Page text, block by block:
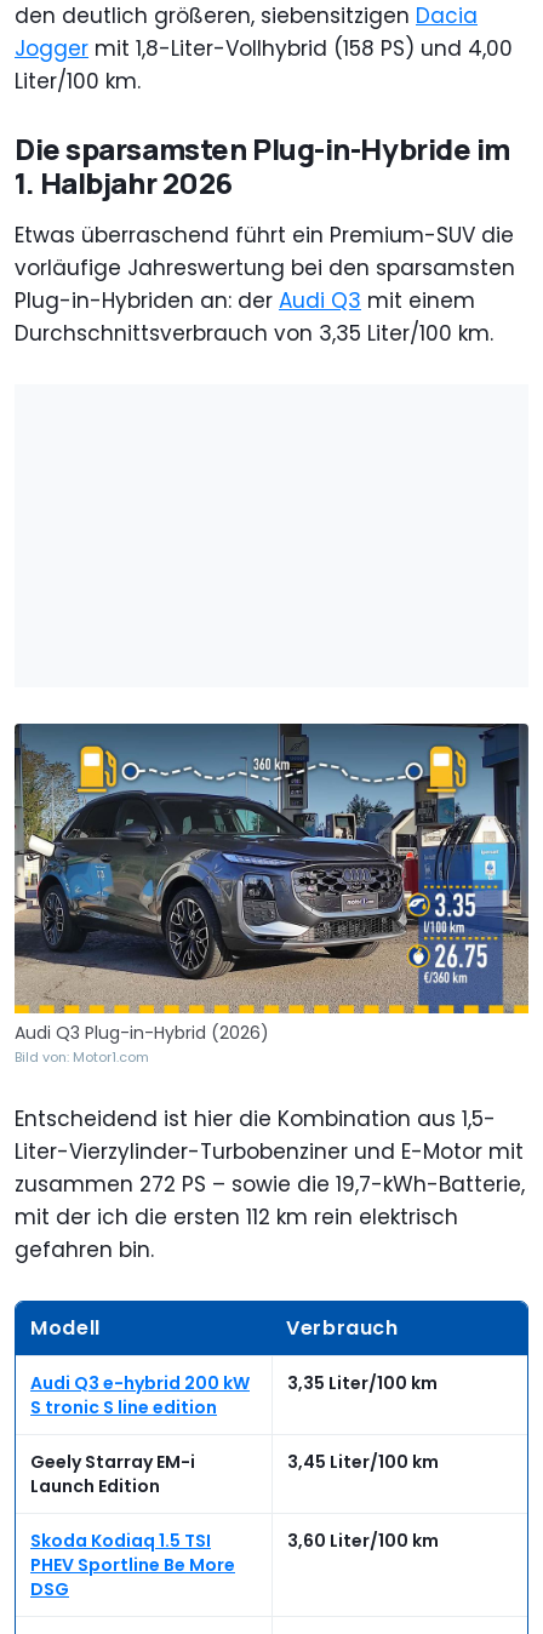
den deutlich größeren, siebensitzigen Dacia
Jogger mit 1,8-Liter-Vollhybrid (158 PS) und 4,00
Liter/100 km.
Die sparsamsten Plug-in-Hybride im
1. Halbjahr 2026
Etwas überraschend führt ein Premium-SUV die
vorläufige Jahreswertung bei den sparsamsten
Plug-in-Hybriden an: der Audi Q3 mit einem
Durchschnittsverbrauch von 3,35 Liter/100 km.
Audi Q3 Plug-in-Hybrid (2026)
Bild von: Motor1.com
Entscheidend ist hier die Kombination aus 1,5-
Liter-Vierzylinder-Turbobenziner und E-Motor mit
zusammen 272 PS – sowie die 19,7-kWh-Batterie,
mit der ich die ersten 112 km rein elektrisch
gefahren bin.
Modell Verbrauch
Audi Q3 e-hybrid 200 kW
S tronic S line edition
3,35 Liter/100 km
Geely Starray EM-i
Launch Edition
3,45 Liter/100 km
Skoda Kodiaq 1.5 TSI
PHEV Sportline Be More
DSG
3,60 Liter/100 km